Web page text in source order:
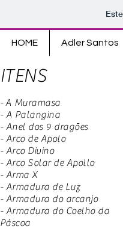
HOME Adler Santos
ITENS
-A Muramasa
- A Palangina
- Anel dos 9 dragões
- Arco de Apolo
- Arco Divino
- Arco Solar de Apollo
- Arma X
- Armadura de Luz
- Armadura do arcanjo
- Armadura do Coelho da
Páscoa